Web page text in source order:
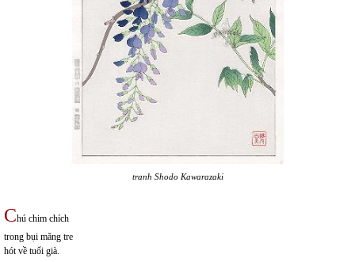
tranh Shodo Kawarazaki
Chú chim chích
trong bụi măng tre
hót về tuổi già.